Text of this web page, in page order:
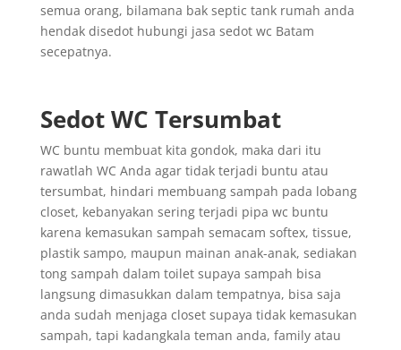
semua orang, bilamana bak septic tank rumah anda
hendak disedot hubungi jasa sedot wc Batam
secepatnya.
Sedot WC Tersumbat
WC buntu membuat kita gondok, maka dari itu
rawatlah WC Anda agar tidak terjadi buntu atau
tersumbat, hindari membuang sampah pada lobang
closet, kebanyakan sering terjadi pipa wc buntu
karena kemasukan sampah semacam softex, tissue,
plastik sampo, maupun mainan anak-anak, sediakan
tong sampah dalam toilet supaya sampah bisa
langsung dimasukkan dalam tempatnya, bisa saja
anda sudah menjaga closet supaya tidak kemasukan
sampah, tapi kadangkala teman anda, family atau